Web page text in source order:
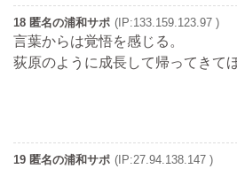
18 匿名の浦和サポ (IP:133.159.123.97 )
言葉からは覚悟を感じる。
荻原のように成長して帰ってきて
19 匿名の浦和サポ (IP:27.94.138.147 )